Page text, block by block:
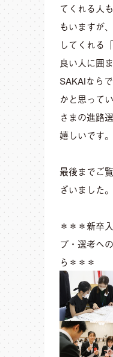
てくれる人
もいますが
してくれる
良い人に囲
SAKAIなら
かと思って
さまの進路
嬉しいです。
最後までご
ざいました。
＊＊＊新卒
プ・選考へ
ら ＊＊＊